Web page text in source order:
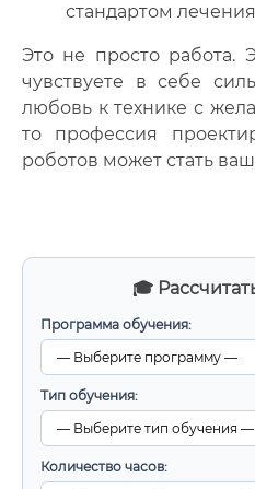
🎓
Программа обучения:
Тип обучения:
Количество часов:
стандартом
Это не просто работа.
чувствуете в себе
любовь к технике с
то профессия
роботов может стать